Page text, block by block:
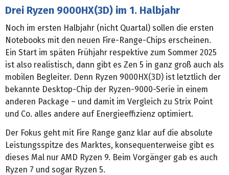
Drei Ryzen 9000HX(3D) im 1. Halbjahr
Noch im ersten Halbjahr (nicht Quartal) sollen die ersten
Notebooks mit den neuen Fire-Range-Chips erscheinen.
Ein Start im späten Frühjahr respektive zum Sommer 2025
ist also realistisch, dann gibt es Zen 5 in ganz groß auch als
mobilen Begleiter. Denn Ryzen 9000HX(3D) ist letztlich der
bekannte Desktop-Chip der Ryzen-9000-Serie in einem
anderen Package – und damit im Vergleich zu Strix Point
und Co. alles andere auf Energieeffizienz optimiert.
Der Fokus geht mit Fire Range ganz klar auf die absolute
Leistungsspitze des Marktes, konsequenterweise gibt es
dieses Mal nur AMD Ryzen 9. Beim Vorgänger gab es auch
Ryzen 7 und sogar Ryzen 5.